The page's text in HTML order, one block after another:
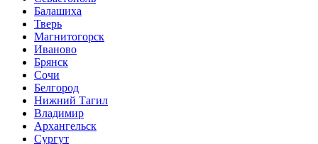
Балашиха
Тверь
Магнитогорск
Иваново
Брянск
Сочи
Белгород
Нижний Тагил
Владимир
Архангельск
Сургут